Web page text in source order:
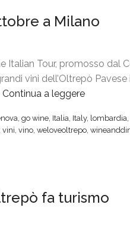
a Milano
Tour, promosso dal
vini dell’Oltrepò
Continua a leggere
o
I
, go wine, Italia, Italy, lombardia,
vini, vino, weloveoltrepo,
fa turismo